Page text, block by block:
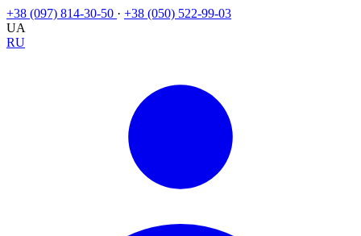
+38 (097) 814-30-50 · +38 (050) 522-99-03
UA
RU